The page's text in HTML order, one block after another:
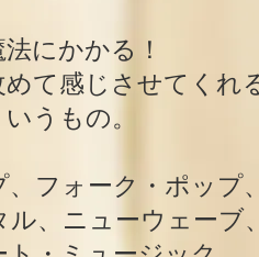
にかかる！
て感じさせてくれ
うもの。
、フォーク・ポップ
ル、ニューウェーブ